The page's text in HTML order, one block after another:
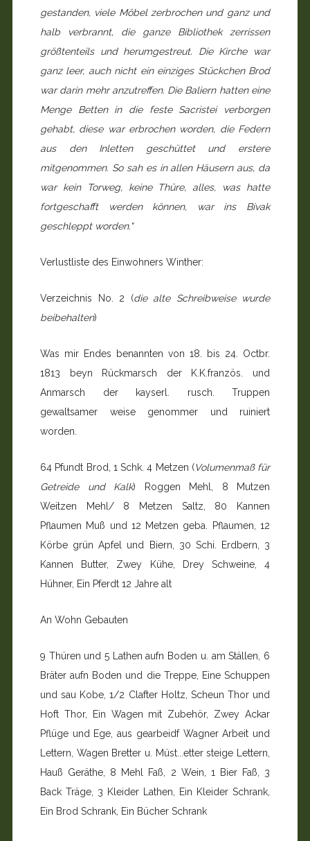
gestanden, viele Möbel zerbrochen und ganz und
halb verbrannt, die ganze Bibliothek zerrissen
größtenteils und herumgestreut. Die Kirche war
ganz leer, auch nicht ein einziges Stückchen Brod
war darin mehr anzutreffen. Die Baliern hatten eine
Menge Betten in die feste Sacristei verborgen
gehabt, diese war erbrochen worden, die Federn
aus den Inletten geschüttet und erstere
mitgenommen. So sah es in allen Häusern aus, da
war kein Torweg, keine Thüre, alles, was hatte
fortgeschafft werden können, war ins Bivak
geschleppt worden."
Verlustliste des Einwohners Winther:
Verzeichnis No. 2 (die alte Schreibweise wurde
beibehalten)
Was mir Endes benannten von 18. bis 24. Octbr.
1813 beyn Rückmarsch der K.K.französ. und
Anmarsch der kayserl. rusch. Truppen
gewaltsamer weise genommer und ruiniert
worden.
64 Pfundt Brod, 1 Schk. 4 Metzen (Volumenmaß für
Getreide und Kalk) Roggen Mehl, 8 Mutzen
Weitzen Mehl/ 8 Metzen Saltz, 80 Kannen
Pflaumen Muß und 12 Metzen geba. Pflaumen, 12
Körbe grün Apfel und Biern, 30 Schi. Erdbern, 3
Kannen Butter, Zwey Kühe, Drey Schweine, 4
Hühner, Ein Pferdt 12 Jahre alt
An Wohn Gebauten
9 Thüren und 5 Lathen aufn Boden u. am Ställen, 6
Bräter aufn Boden und die Treppe, Eine Schuppen
und sau Kobe, 1/2 Clafter Holtz, Scheun Thor und
Hoft Thor, Ein Wagen mit Zubehör, Zwey Ackar
Pflüge und Ege, aus gearbeidf Wagner Arbeit und
Lettern, Wagen Bretter u. Müst...etter steige Lettern,
Hauß Geräthe, 8 Mehl Faß, 2 Wein, 1 Bier Faß, 3
Back Träge, 3 Kleider Lathen, Ein Kleider Schrank,
Ein Brod Schrank, Ein Bücher Schrank